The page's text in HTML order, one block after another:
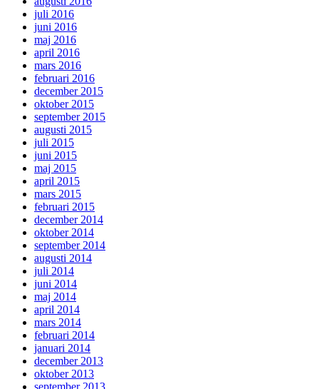
juli 2016
juni 2016
maj 2016
april 2016
mars 2016
februari 2016
december 2015
oktober 2015
september 2015
augusti 2015
juli 2015
juni 2015
maj 2015
april 2015
mars 2015
februari 2015
december 2014
oktober 2014
september 2014
augusti 2014
juli 2014
juni 2014
maj 2014
april 2014
mars 2014
februari 2014
januari 2014
december 2013
oktober 2013